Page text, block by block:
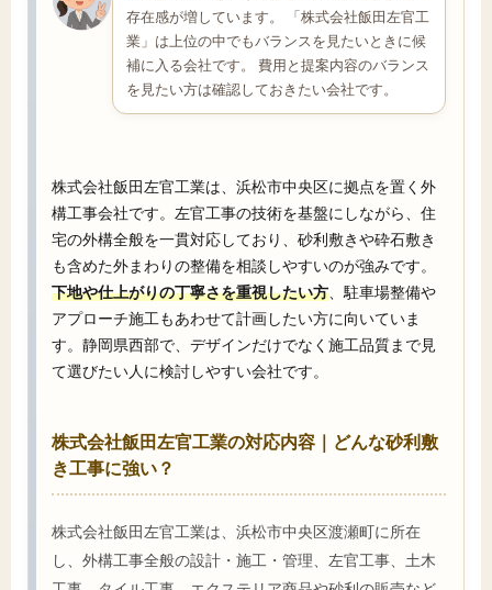
存在感が増しています。 「株式会社飯田左官工
業」は上位の中でもバランスを見たいときに候
補に入る会社です。 費用と提案内容のバランス
を見たい方は確認しておきたい会社です。
株式会社飯田左官工業は、浜松市中央区に拠点を置く外
構工事会社です。左官工事の技術を基盤にしながら、住
宅の外構全般を一貫対応しており、砂利敷きや砕石敷き
も含めた外まわりの整備を相談しやすいのが強みです。
下地や仕上がりの丁寧さを重視したい方 、駐車場整備や
アプローチ施工もあわせて計画したい方に向いていま
す。静岡県西部で、デザインだけでなく施工品質まで見
て選びたい人に検討しやすい会社です。
株式会社飯田左官工業の対応内容｜どんな砂利敷
き工事に強い？
株式会社飯田左官工業は、浜松市中央区渡瀬町に所在
し、外構工事全般の設計・施工・管理、左官工事、土木